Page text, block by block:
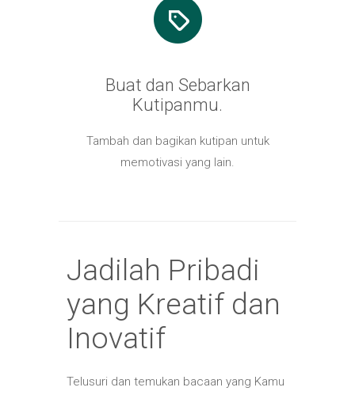
Buat dan Sebarkan
Kutipanmu.
Tambah dan bagikan kutipan untuk
memotivasi yang lain.
Jadilah Pribadi
yang Kreatif dan
Inovatif
Telusuri dan temukan bacaan yang Kamu